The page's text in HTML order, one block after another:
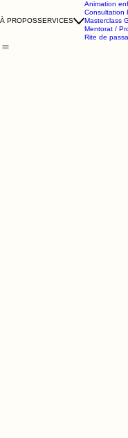
À PROPOSSERVICES
Animation
Consultation
Masterclass
Mentorat /
Rite de